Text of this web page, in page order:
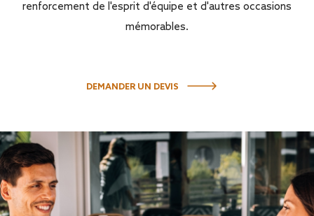
renforcement de l'esprit d'équipe et d'autres occasions
mémorables.
DEMANDER UN DEVIS